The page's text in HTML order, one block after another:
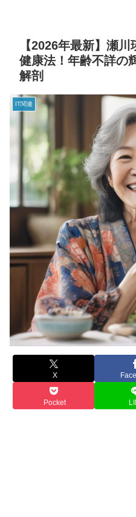
【2026年最新】瀬
健康法！年齢不詳の
解剖
IT関連
X
Pocket